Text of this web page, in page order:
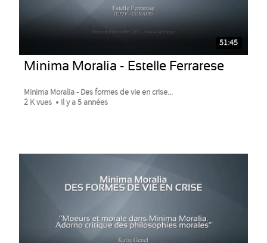
51:45
Minima Moralia - Estelle Ferrarese
Minima Moralia - Des formes de vie en crise...
2 K vues
Il y a 5 années